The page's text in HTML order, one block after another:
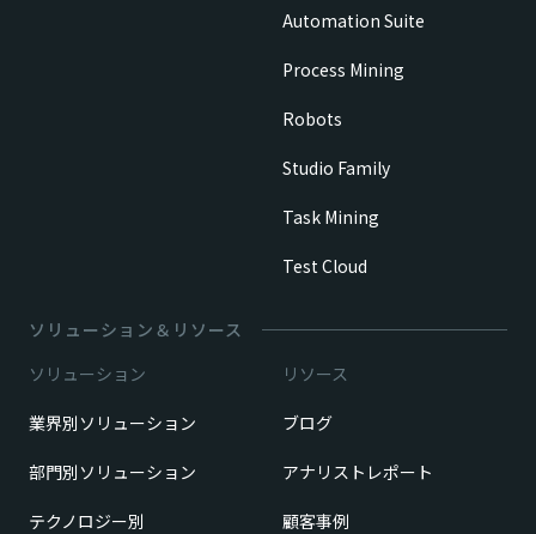
Automation Suite
Process Mining
Robots
Studio Family
Task Mining
Test Cloud
ソリューション＆リソース
ソリューション
業界別ソリューション
部門別ソリューション
テクノロジー別
リソース
ブログ
アナリストレポート
顧客事例